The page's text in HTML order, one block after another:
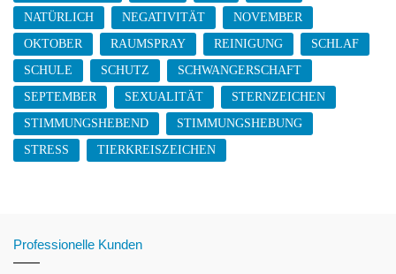
NATÜRLICH
NEGATIVITÄT
NOVEMBER
OKTOBER
RAUMSPRAY REINIGUNG
SCHLAF
SCHULE
SCHUTZ
SCHWANGERSCHAFT
SEPTEMBER
SEXUALITÄT
STERNZEICHEN
STIMMUNGSHEBEND
STIMMUNGSHEBUNG
STRESS
TIERKREISZEICHEN
Professionelle Kunden